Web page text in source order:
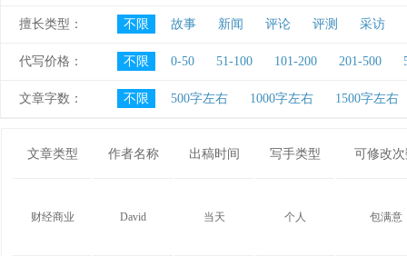
擅长类型： 不限 故事 新闻 评论 评测 采访
代写价格： 不限 0-50 51-100 101-200 201-500
文章字数： 不限 500字左右 1000字左右 1500字左右
文章类型 作者名称 出稿时间 写手类型 可修改次
财经商业 David 当天 个人 包满意